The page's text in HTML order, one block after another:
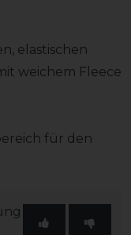
elastischen
weichem Fleece
für den